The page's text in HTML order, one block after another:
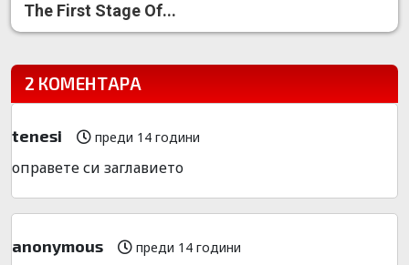
The First Stage Of...
2 КОМЕНТАРА
tenesi преди 14 години
оправете си заглавието
anonymous преди 14 години